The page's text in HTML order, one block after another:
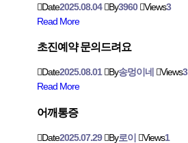
Date2025.08.04 By3960 Views3
Read More
초진예약 문의드려요
Date2025.08.01 By송멍이네 Views3
Read More
어깨통증
Date2025.07.29 By로이 Views1